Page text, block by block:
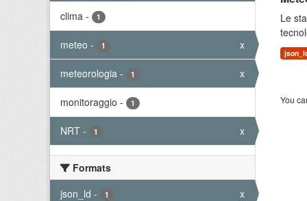
clima - 1
meteo - 1 x
meteorologia - 1 x
monitoraggio - 1
NRT - 1 x
Formats
json_ld - 1 x
Le
You